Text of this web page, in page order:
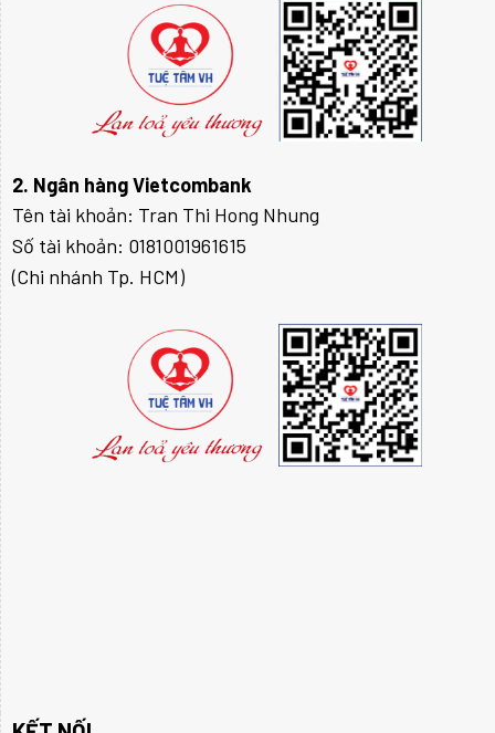
2. Ngân hàng Vietcombank
Tên tài khoản: Tran Thi Hong Nhung
Số tài khoản: 0181001961615
(Chi nhánh Tp. HCM)